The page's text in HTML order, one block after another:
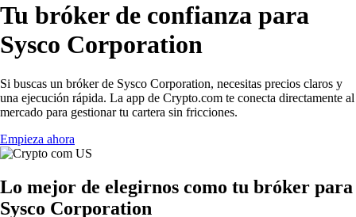
Tu bróker de confianza para
Sysco Corporation
Si buscas un bróker de Sysco Corporation, necesitas precios claros y
una ejecución rápida. La app de Crypto.com te conecta directamente al
mercado para gestionar tu cartera sin fricciones.
Empieza ahora
Lo mejor de elegirnos como tu bróker para
Sysco Corporation